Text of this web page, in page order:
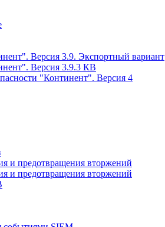
Версия 3.9. Экспортный вариант
Версия 3.9.3 КВ
"Континент". Версия 4
и предотвращения вторжений
и предотвращения вторжений